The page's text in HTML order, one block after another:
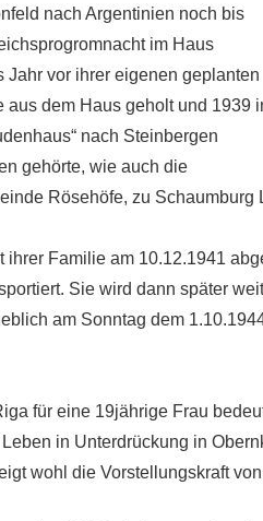
nach Argentinien noch bis
im Haus
vor ihrer eigenen geplanten
aus dem Haus geholt und 1939
nach Steinbergen
gehörte, wie auch die
Rösehöfe, zu Schaumburg
ihrer Familie am 10.12.1941
Sie wird dann später
am Sonntag dem
für eine 19jährige Frau
in Unterdrückung in
wohl die Vorstellungskraft